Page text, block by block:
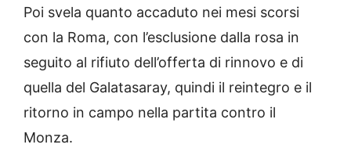
Poi svela quanto accaduto nei mesi scorsi
con la Roma, con l’esclusione dalla rosa in
seguito al rifiuto dell’offerta di rinnovo e di
quella del Galatasaray, quindi il reintegro e il
ritorno in campo nella partita contro il
Monza.